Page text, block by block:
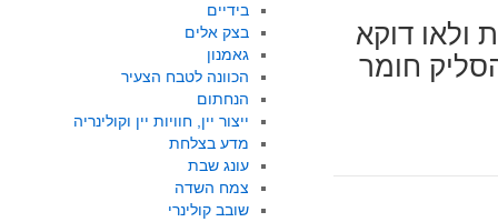
ולאו דוקא
חומר
בידיים
בצק אלים
גאמנון
הכוונה לטבח הצעיר
הנחתום
ייצור יין, חוויות יין וקולינריה
מדע בצלחת
עונג שבת
צמח השדה
שובב קולינרי